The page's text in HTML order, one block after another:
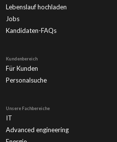
Lebenslauf hochladen
Jobs
Kandidaten-FAQs
Kundenbereich
Für Kunden
Personalsuche
Unsere Fachbereiche
IT
Advanced engineering